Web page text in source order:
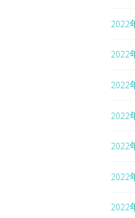
2022
2022
2022
2022
2022
2022
2022